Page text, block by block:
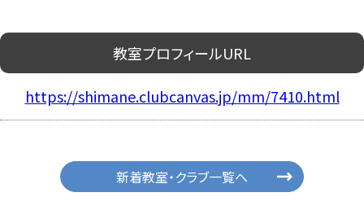
教室プロフィールURL
https://shimane.clubcanvas.jp/mm/7410.html
新着教室・クラブ一覧へ